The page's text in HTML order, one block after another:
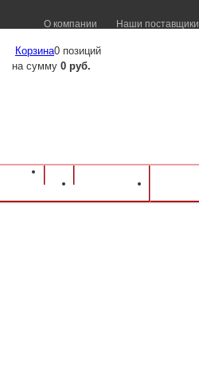
О компании Наши поставщики
Корзина0 позиций
на сумму 0 руб.
Оборудование для ресторанов и кафе